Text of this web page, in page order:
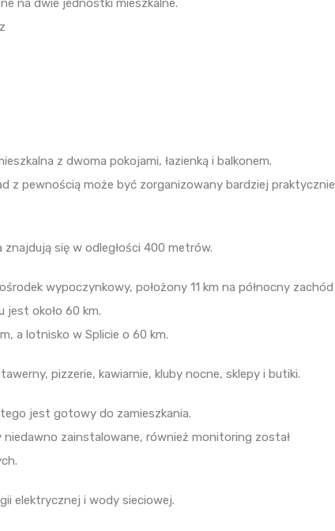
na dwie jednostki mieszkalne.
z dwoma pokojami, łazienką i balkonem.
z pewnością może być zorganizowany bardziej praktycznie
znajdują się w odległości 400 metrów.
wypoczynkowy, położony 11 km na północny zachód
jest około 60 km.
a lotnisko w Splicie o 60 km.
pizzerie, kawiarnie, kluby nocne, sklepy i butiki.
jest gotowy do zamieszkania.
niedawno zainstalowane, również monitoring został
elektrycznej i wody sieciowej.